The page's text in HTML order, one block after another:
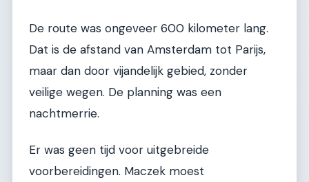
De route was ongeveer 600 kilometer lang.
Dat is de afstand van Amsterdam tot Parijs,
maar dan door vijandelijk gebied, zonder
veilige wegen. De planning was een
nachtmerrie.
Er was geen tijd voor uitgebreide
voorbereidingen. Maczek moest